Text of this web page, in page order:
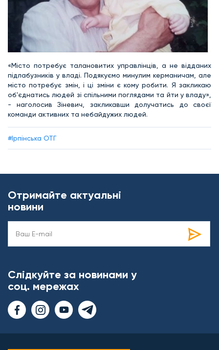
«Місто потребує талановитих управлінців, а не відданих
підлабузників у владі. Подякуємо минулим керманичам, але
місто потребує змін, і ці зміни є кому робити. Я закликаю
об'єднатись людей зі спільними поглядами та йти у владу»,
- наголосив Зіневич, закликавши долучатись до своєї
команди активних та небайдужих людей.
#Ірпінська ОТГ
Отримайте актуальні
новини
Слідкуйте за новинами у
соц. мережах